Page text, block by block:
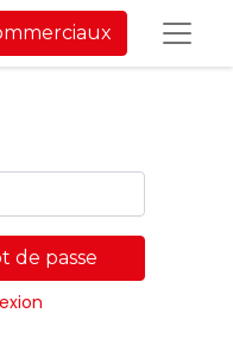
de passe